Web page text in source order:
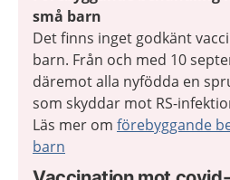
små barn
Det finns inget godkänt
barn. Från och med 10
däremot alla nyfödda en
som skyddar mot RS-
Läs mer om förebyggande
barn